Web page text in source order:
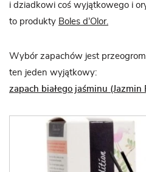
i dziadkowi coś wyjątkowego i
to produkty Boles d’Olor.
Wybór zapachów jest
ten jeden wyjątkowy:
zapach białego jaśminu (Jazmin